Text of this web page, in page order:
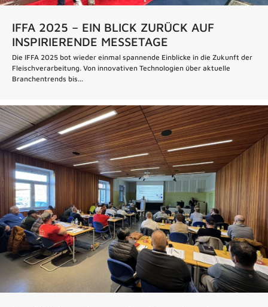
IFFA 2025 – EIN BLICK ZURÜCK AUF
INSPIRIERENDE MESSETAGE
Die IFFA 2025 bot wieder einmal spannende Einblicke in die Zukunft der
Fleischverarbeitung. Von innovativen Technologien über aktuelle
Branchentrends bis...